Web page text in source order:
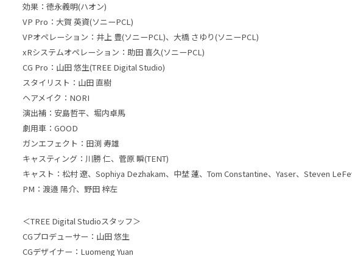
効果：徳永義明(ハオン)
VP Pro：大賀 英資(ソニーPCL)
VPオペレーション：井上 豊(ソニーPCL)、大橋 さゆり(ソニーPCL)
xRシステムオペレーション：助田 喜久(ソニーPCL)
CG Pro：山田 悠生(TREE Digital Studio)
スタイリスト：山田 直樹
ヘアメイク：NORI
演出補：安島哲平、堀内卓馬
劇用車：GOOD
ガンエフェクト：田渕 寿雄
キャスティング：川勝 仁、菅原 瞬(TENT)
キャスト：松村 遼、Sophiya Dezhakam、中埜 蓮、Tom Constantine、Yaser、Steven
PM：渡邉 陽介、野田 梓左
＜TREE Digital Studioスタッフ＞
CGプロデューサー：山田 悠生
CGデザイナー：Luomeng Yuan